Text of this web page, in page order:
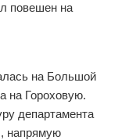
повешен на
на Большой
на Гороховую.
департамента
напрямую